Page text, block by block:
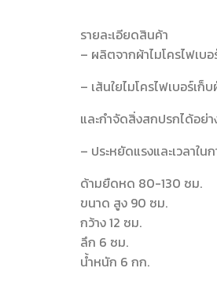
รายละเอียดสินค้า
– ผลิตจากผ้าไมโครไฟเบอ
– เส้นใยไมโครไฟเบอร์เ
และกำจัดสิ่งสกปรกได้อย่
– ประหยัดแรงและเวลาใ
ด้ามยืดหด 80-130 ซม.
ขนาด สูง 90 ซม.
กว้าง 12 ซม.
ลึก 6 ซม.
น้ำหนัก 6 กก.